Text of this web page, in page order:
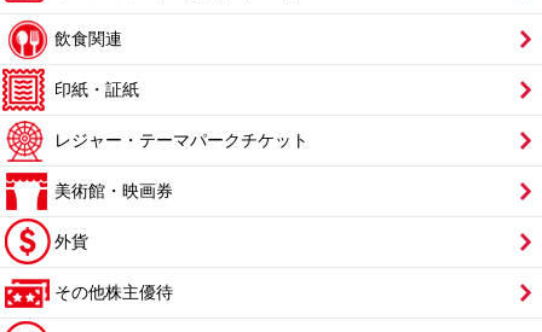
飲食関連
印紙・証紙
レジャー・テーマパークチケット
美術館・映画券
外貨
その他株主優待